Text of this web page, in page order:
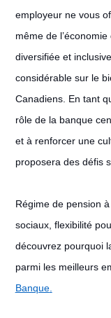
employeur ne vous
même de
diversifiée et
considérable sur le
Canadiens. En tant
rôle de la banque
et à renforcer une
proposera des défis
Régime de pension
sociaux, flexibilité
découvrez pourquoi
parmi les meilleurs
Banque.